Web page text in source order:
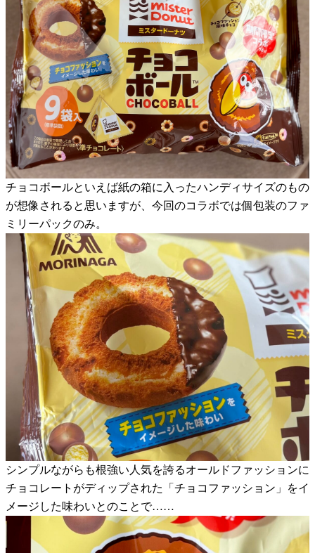
チョコボールといえば紙の箱に入ったハンディサイズのもの
が想像されると思いますが、今回のコラボでは個包装のファ
ミリーパックのみ。
シンプルながらも根強い人気を誇るオールドファッションに
チョコレートがディップされた「チョコファッション」をイ
メージした味わいとのことで……